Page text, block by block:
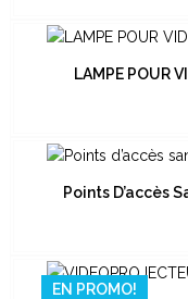
LAMPE POUR
Points D’accès
EN PROMO!